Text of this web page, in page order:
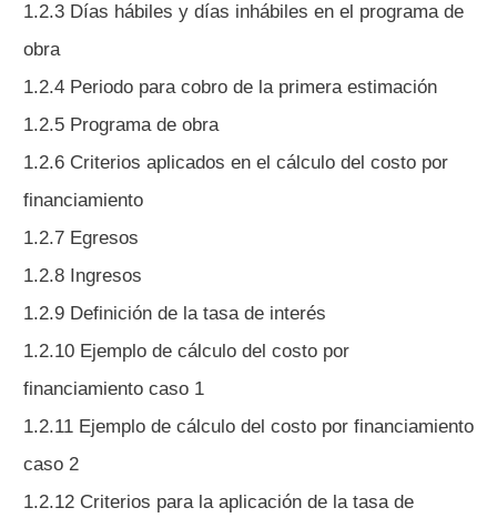
1.2.3 Días hábiles y días inhábiles en el programa de
obra
1.2.4 Periodo para cobro de la primera estimación
1.2.5 Programa de obra
1.2.6 Criterios aplicados en el cálculo del costo por
financiamiento
1.2.7 Egresos
1.2.8 Ingresos
1.2.9 Definición de la tasa de interés
1.2.10 Ejemplo de cálculo del costo por
financiamiento caso 1
1.2.11 Ejemplo de cálculo del costo por financiamiento
caso 2
1.2.12 Criterios para la aplicación de la tasa de